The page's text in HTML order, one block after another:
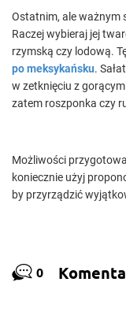
Ostatnim, ale ważnym
Raczej wybieraj jej
rzymską czy lodową.
po meksykańsku.
w zetknięciu z gorącym
zatem roszponka czy
Możliwości
koniecznie użyj
by przyrządzić
0